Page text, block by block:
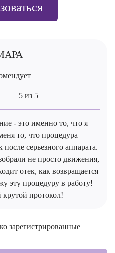
5 из 5
- это именно то, что я
то, что процедура
серьезного аппарата.
не просто движения,
отек, как возвращается
эту процедуру в работу!
крутой протокол!
зарегистрированные